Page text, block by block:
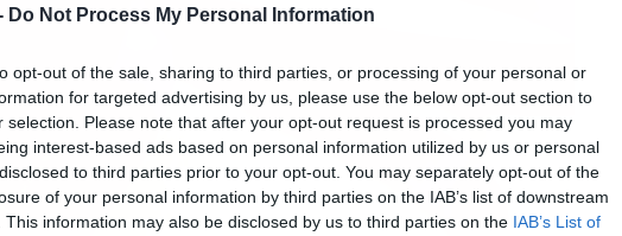
Do Not Process My Personal Information
opt-out of the sale, sharing to third parties, or processing of your personal or
for targeted advertising by us, please use the below opt-out section to
selection. Please note that after your opt-out request is processed you may
interest-based ads based on personal information utilized by us or personal
to third parties prior to your opt-out. You may separately opt-out of the
of your personal information by third parties on the IAB’s list of downstream
This information may also be disclosed by us to third parties on the IAB’s List of